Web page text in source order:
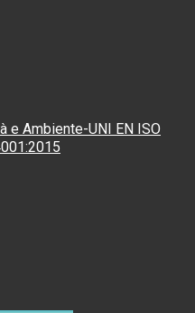
e Ambiente-UNI EN ISO